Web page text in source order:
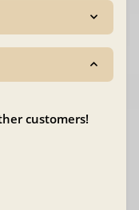
customers!